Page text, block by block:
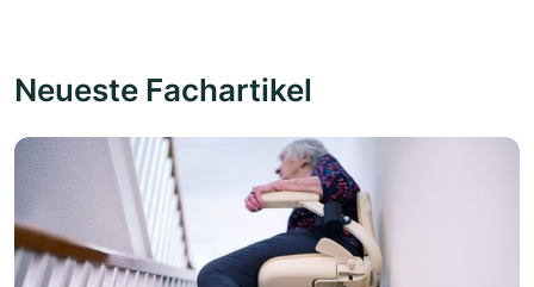
Neueste Fachartikel